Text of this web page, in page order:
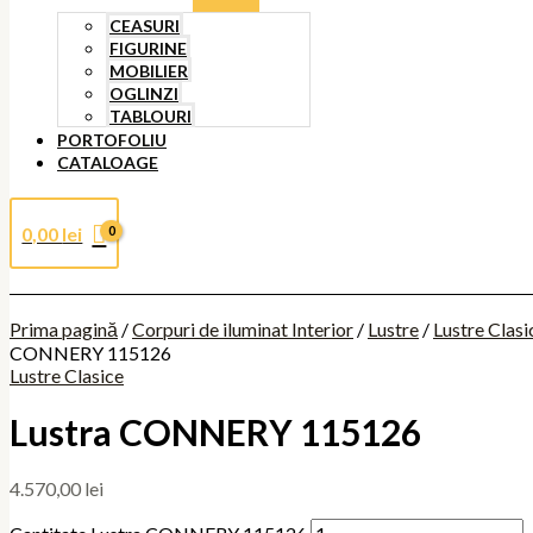
CEASURI
FIGURINE
MOBILIER
OGLINZI
TABLOURI
PORTOFOLIU
CATALOAGE
0,00 lei
Prima pagină /Corpuri de iluminat Interior / Lustre / Lustre
CONNERY 115126
Lustre Clasice
Lustra CONNERY 115126
4.570,00 lei